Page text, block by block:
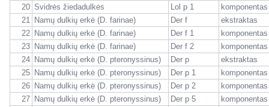
20 Svidrės žiedadulkės Lol p 1
komponentas
21 Namų dulkių erkė (D. farinae) Der f
ekstraktas
22 Namų dulkių erkė (D. farinae) Der f 1
komponentas
23 Namų dulkių erkė (D. farinae) Der f 2
komponentas
24 Namų dulkių erkė (D. pteronyssinus) Der p
ekstraktas
25 Namų dulkių erkė (D. pteronyssinus) Der p 1
komponentas
26 Namų dulkių erkė (D. pteronyssinus) Der p 2
komponentas
27 Namų dulkių erkė (D. pteronyssinus) Der p 5
komponentas